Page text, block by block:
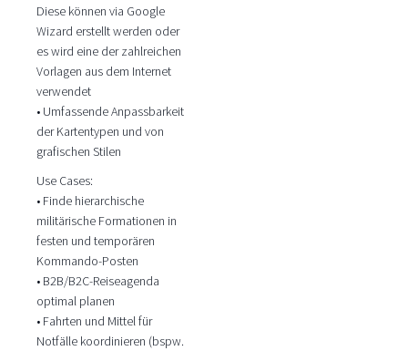
Diese können via Google
Wizard erstellt werden oder
es wird eine der zahlreichen
Vorlagen aus dem Internet
verwendet
• Umfassende Anpassbarkeit
der Kartentypen und von
grafischen Stilen
Use Cases:
• Finde hierarchische
militärische Formationen in
festen und temporären
Kommando-Posten
• B2B/B2C-Reiseagenda
optimal planen
• Fahrten und Mittel für
Notfälle koordinieren (bspw.